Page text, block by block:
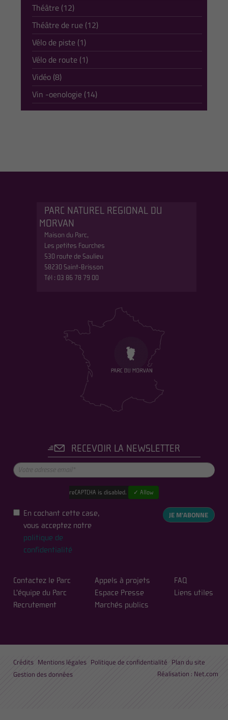
Théâtre (12)
Théâtre de rue (12)
Vélo de piste (1)
Vélo de route (1)
Vidéo (8)
Vin -oenologie (14)
PARC NATUREL REGIONAL DU
MORVAN
Maison du Parc,
Les petites Fourches
530 route de Saulieu
58230 Saint-Brisson
Tél : 03 86 78 79 00
RECEVOIR LA NEWSLETTER
reCAPTCHA is disabled. ✓ Allow
En cochant cette case,
vous acceptez notre
politique de
confidentialité
JE M'ABONNE
Contactez le Parc
L'équipe du Parc
Recrutement
Appels à projets
Espace Presse
Marchés publics
FAQ
Liens utiles
Crédits Mentions légales Politique de confidentialité Plan du site
Réalisation : Net.com
Gestion des données